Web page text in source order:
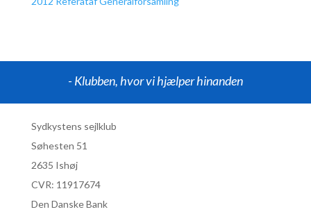
- Klubben, hvor vi hjælper hinanden
Sydkystens sejlklub
Søhesten 51
2635 Ishøj
CVR: 11917674
Den Danske Bank